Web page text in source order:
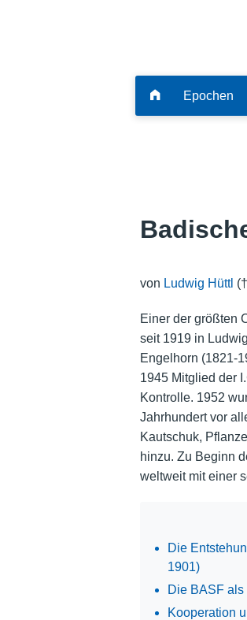
Epochen
von Ludwig Hüttl
Einer der größten
seit 1919 in
Engelhorn (1821-
1945 Mitglied der
Kontrolle. 1952
Jahrhundert vor
Kautschuk,
hinzu. Zu Beginn
weltweit mit einer
Die
1901)
Die BASF
Kooperation